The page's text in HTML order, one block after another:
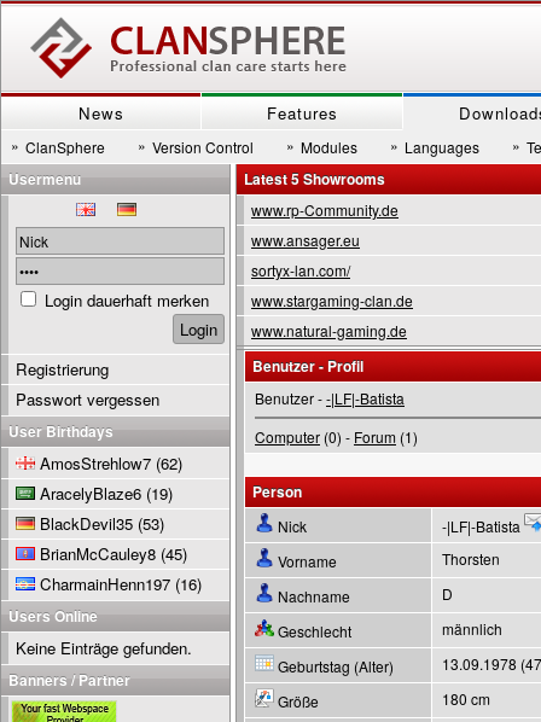
News Features
» ClanSphere » Version Control » Modules » Languages »
Latest 5 Showrooms
www.rp-Community.de
www.ansager.eu
sortyx-lan.com/
www.stargaming-clan.de
www.natural-gaming.de
Benutzer - Profil
Benutzer --|LF|-Batista
Computer (0) - Forum (1)
Person
Nick
-|LF|-Batista
Vorname
Thorsten
Nachname
D
Geschlecht
männlich
Geburtstag (Alter)
13.09.1978
Größe
180 cm
Usermenu
Login dauerhaft merken
Registrierung
Passwort vergessen
User Birthdays
AmosStrehlow7 (62)
AracelyBlaze6 (19)
BlackDevil35 (53)
BrianMcCauley8 (45)
CharmainHenn197 (16)
Users Online
Keine Einträge gefunden.
Banners / Partner